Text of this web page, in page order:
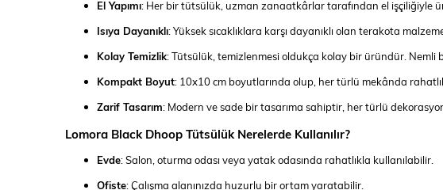
El Yapımı: Her bir tütsülük, uzman zanaatkârlar tarafından el işçiliğiyle
Isıya Dayanıklı: Yüksek sıcaklıklara karşı dayanıklı olan terakota
Kolay Temizlik: Tütsülük, temizlenmesi oldukça kolay bir üründür. Nemli
Kompakt Boyut: 10x10 cm boyutlarında olup, her türlü mekânda
Zarif Tasarım: Modern ve sade bir tasarıma sahiptir, her türlü
Lomora Black Dhoop Tütsülük Nerelerde Kullanılır?
Evde: Salon, oturma odası veya yatak odasında rahatlıkla kullanılabilir.
Ofiste: Çalışma alanınızda huzurlu bir ortam yaratabilir.